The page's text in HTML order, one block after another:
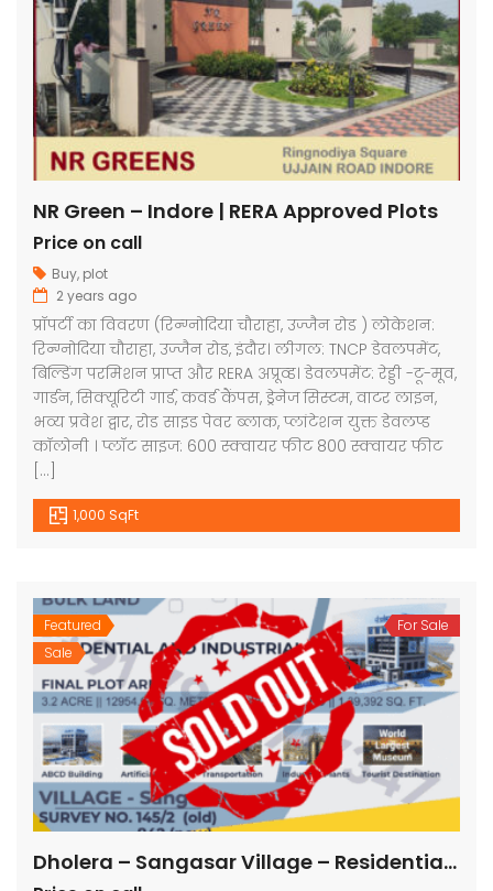
NR Green – Indore | RERA Approved Plots
Price on call
Buy, plot
2 years ago
प्रॉपर्टी का विवरण (रिन्ग्नोदिया चौराहा, उज्जैन रोड ) लोकेशन:
रिन्ग्नोदिया चौराहा, उज्जैन रोड, इंदौर। लीगल: TNCP डेवलपमेंट,
बिल्डिंग परमिशन प्राप्त और RERA अप्रूव्ड। डेवलपमेंट: रेड्डी -टू-मूव,
गार्डन, सिक्यूरिटी गार्ड, कवर्ड कैंपस, ड्रेनेज सिस्टम, वाटर लाइन,
भव्य प्रवेश द्वार, रोड साइड पेवर ब्लाक, प्लांटेशन युक्त डेवलप्ड
कॉलोनी । प्लॉट साइज: 600 स्क्वायर फीट 800 स्क्वायर फीट
[…]
1,000 SqFt
Featured
Sale
For Sale
Dholera – Sangasar Village – Residential and Industrial – 1,39,392 sq ft || 15488 sq yard